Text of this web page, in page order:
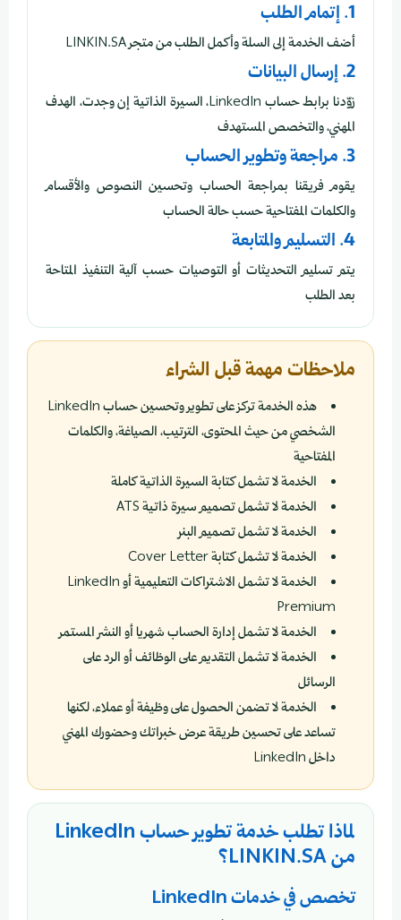
1. إتمام الطلب
أضف الخدمة إلى السلة وأكمل الطلب من متجر LINKIN.SA
2. إرسال البيانات
زوّدنا برابط حساب LinkedIn، السيرة الذاتية إن وجدت، الهدف
المهني، والتخصص المستهدف
3. مراجعة وتطوير الحساب
يقوم فريقنا بمراجعة الحساب وتحسين النصوص والأقسام
والكلمات المفتاحية حسب حالة الحساب
4. التسليم والمتابعة
يتم تسليم التحديثات أو التوصيات حسب آلية التنفيذ المتاحة
بعد الطلب
ملاحظات مهمة قبل الشراء
هذه الخدمة تركز على تطوير وتحسين حساب LinkedIn
الشخصي من حيث المحتوى، الترتيب، الصياغة، والكلمات
المفتاحية
الخدمة لا تشمل كتابة السيرة الذاتية كاملة
الخدمة لا تشمل تصميم سيرة ذاتية ATS
الخدمة لا تشمل تصميم البنر
الخدمة لا تشمل كتابة Cover Letter
الخدمة لا تشمل الاشتراكات التعليمية أو LinkedIn
Premium
الخدمة لا تشمل إدارة الحساب شهريا أو النشر المستمر
الخدمة لا تشمل التقديم على الوظائف أو الرد على
الرسائل
الخدمة لا تضمن الحصول على وظيفة أو عملاء، لكنها
تساعد على تحسين طريقة عرض خبراتك وحضورك المهني
داخل LinkedIn
لماذا تطلب خدمة تطوير حساب LinkedIn
من LINKIN.SA؟
تخصص في خدمات LinkedIn